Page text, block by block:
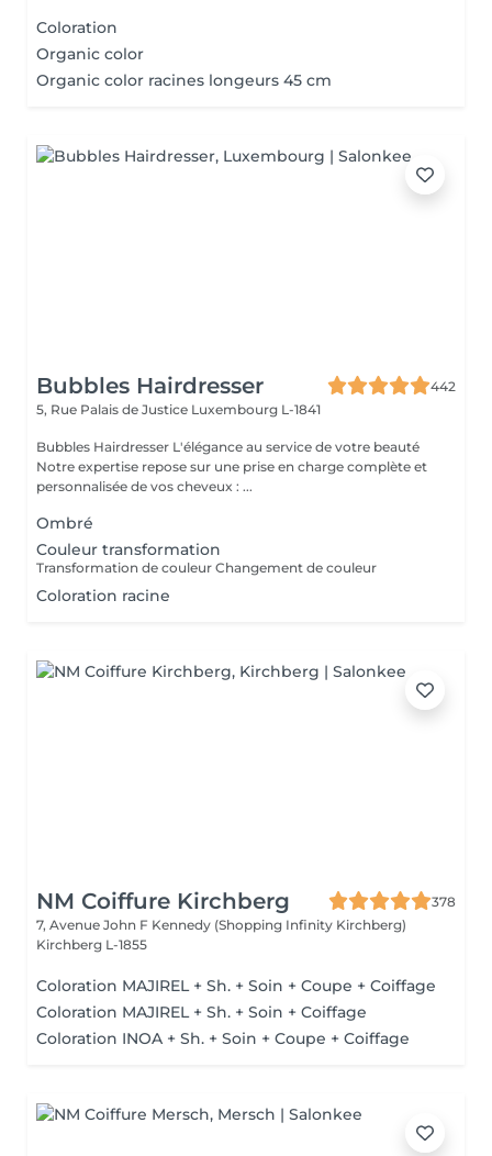
Coloration
Organic color
Organic color racines longeurs 45 cm
Bubbles Hairdresser
442
5, Rue Palais de Justice Luxembourg L-1841
Bubbles Hairdresser L'élégance au service de votre beauté
Notre expertise repose sur une prise en charge complète et
personnalisée de vos cheveux : ...
Ombré
Couleur transformation
Transformation de couleur Changement de couleur
Coloration racine
NM Coiffure Kirchberg
378
7, Avenue John F Kennedy (Shopping Infinity Kirchberg)
Kirchberg L-1855
Coloration MAJIREL + Sh. + Soin + Coupe + Coiffage
Coloration MAJIREL + Sh. + Soin + Coiffage
Coloration INOA + Sh. + Soin + Coupe + Coiffage